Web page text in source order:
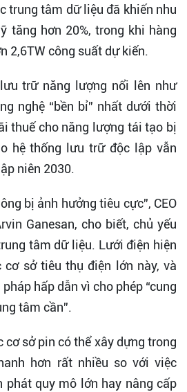
trung tâm dữ liệu đã khiến nhu
tăng hơn 20%, trong khi hàng
2,6TW công suất dự kiến.
trữ năng lượng nổi lên như
nghệ “bền bỉ” nhất dưới thời
thuế cho năng lượng tái tạo bị
hệ thống lưu trữ độc lập vẫn
niên 2030.
bị ảnh hưởng tiêu cực”, CEO
Ganesan, cho biết, chủ yếu
tâm dữ liệu. Lưới điện hiện
sở tiêu thụ điện lớn này, và
hấp dẫn vì cho phép “cung
tâm cần”.
cơ sở pin có thể xây dựng trong
hơn rất nhiều so với việc
phát quy mô lớn hay nâng cấp